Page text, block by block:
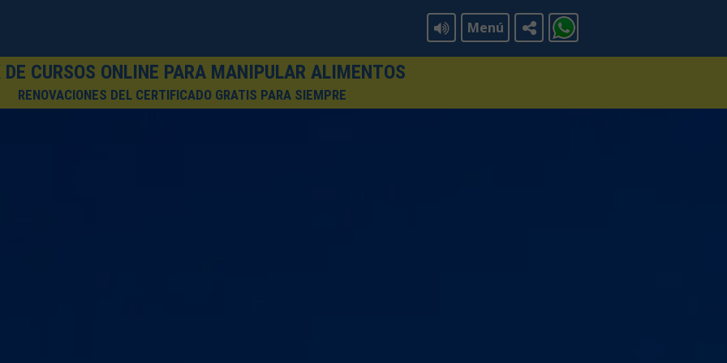
Menú
DE CURSOS ONLINE PARA MANIPULAR ALIMENTOS
RENOVACIONES DEL CERTIFICADO GRATIS PARA SIEMPRE